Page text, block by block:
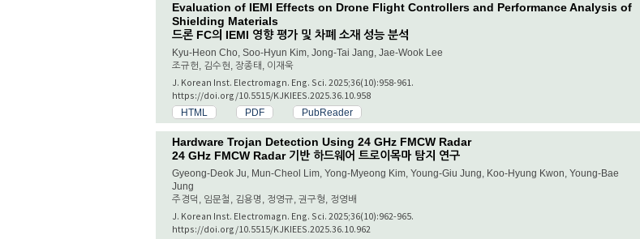
Evaluation of IEMI Effects on Drone Flight Controllers and Performance Analysis of
Shielding Materials
드론 FC의 IEMI 영향 평가 및 차폐 소재 성능 분석
Kyu-Heon Cho, Soo-Hyun Kim, Jong-Tai Jang, Jae-Wook Lee
조규헌, 김수현, 장종태, 이재욱
J. Korean Inst. Electromagn. Eng. Sci. 2025;36(10):958-961.
https://doi.org/10.5515/KJKIEES.2025.36.10.958
HTML PDF PubReader
Hardware Trojan Detection Using 24 GHz FMCW Radar
24 GHz FMCW Radar 기반 하드웨어 트로이목마 탐지 연구
Gyeong-Deok Ju, Mun-Cheol Lim, Yong-Myeong Kim, Young-Giu Jung, Koo-Hyung Kwon, Young-Bae
Jung
주경덕, 임문철, 김용명, 정영규, 권구형, 정영배
J. Korean Inst. Electromagn. Eng. Sci. 2025;36(10):962-965.
https://doi.org/10.5515/KJKIEES.2025.36.10.962